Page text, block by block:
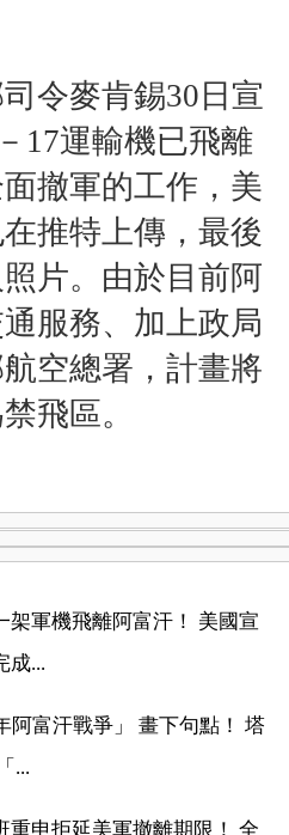
令麥肯錫30日宣
17運輸機已飛離
撤軍的工作，美
推特上傳，最後
片。由於目前阿
服務、加上政局
空總署，計畫將
飛區。
架軍機飛離阿富汗！ 美國宣
成...
阿富汗戰爭」 畫下句點！ 塔
...
重申拒延美軍撤離期限！ 全